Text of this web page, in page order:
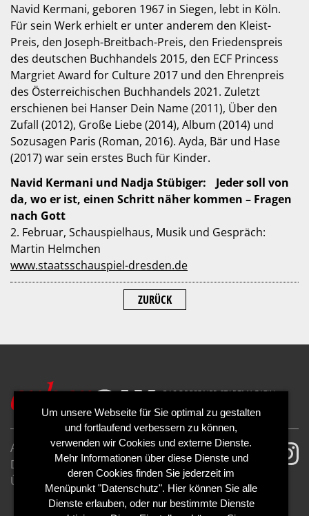
Navid Kermani, geboren 1967 in Siegen, lebt in Köln.
Für sein Werk erhielt er unter anderem den Kleist-
Preis, den Joseph-Breitbach-Preis, den Friedenspreis
des deutschen Buchhandels 2015, den ECF Princess
Margriet Award for Culture 2017 und den Ehrenpreis
des Österreichischen Buchhandels 2021. Zuletzt
erschienen bei Hanser Dein Name (2011), Über den
Zufall (2012), Große Liebe (2014), Album (2014) und
Sozusagen Paris (Roman, 2016). Ayda, Bär und Hase
(2017) war sein erstes Buch für Kinder.
Navid Kermani und Nadja Stübiger: Jeder soll von
da, wo er ist, einen Schritt näher kommen – Fragen
nach Gott
2. Februar, Schauspielhaus, Musik und Gespräch:
Martin Helmchen
www.staatsschauspiel-dresden.de
ZURÜCK
AGB
Impressum
Datenschutzerklärung
Cookies
Über uns
Kontakt
Mediadaten
Abo kündigen
Abo widerrufen
Um unsere Webseite für Sie optimal zu gestalten
und fortlaufend verbessern zu können,
verwenden wir Cookies und externe Dienste.
Mehr Informationen über diese Dienste und
deren Cookies finden Sie jederzeit im
Menüpunkt "Datenschutz". Hier können Sie alle
Dienste erlauben, oder nur bestimmte Dienste